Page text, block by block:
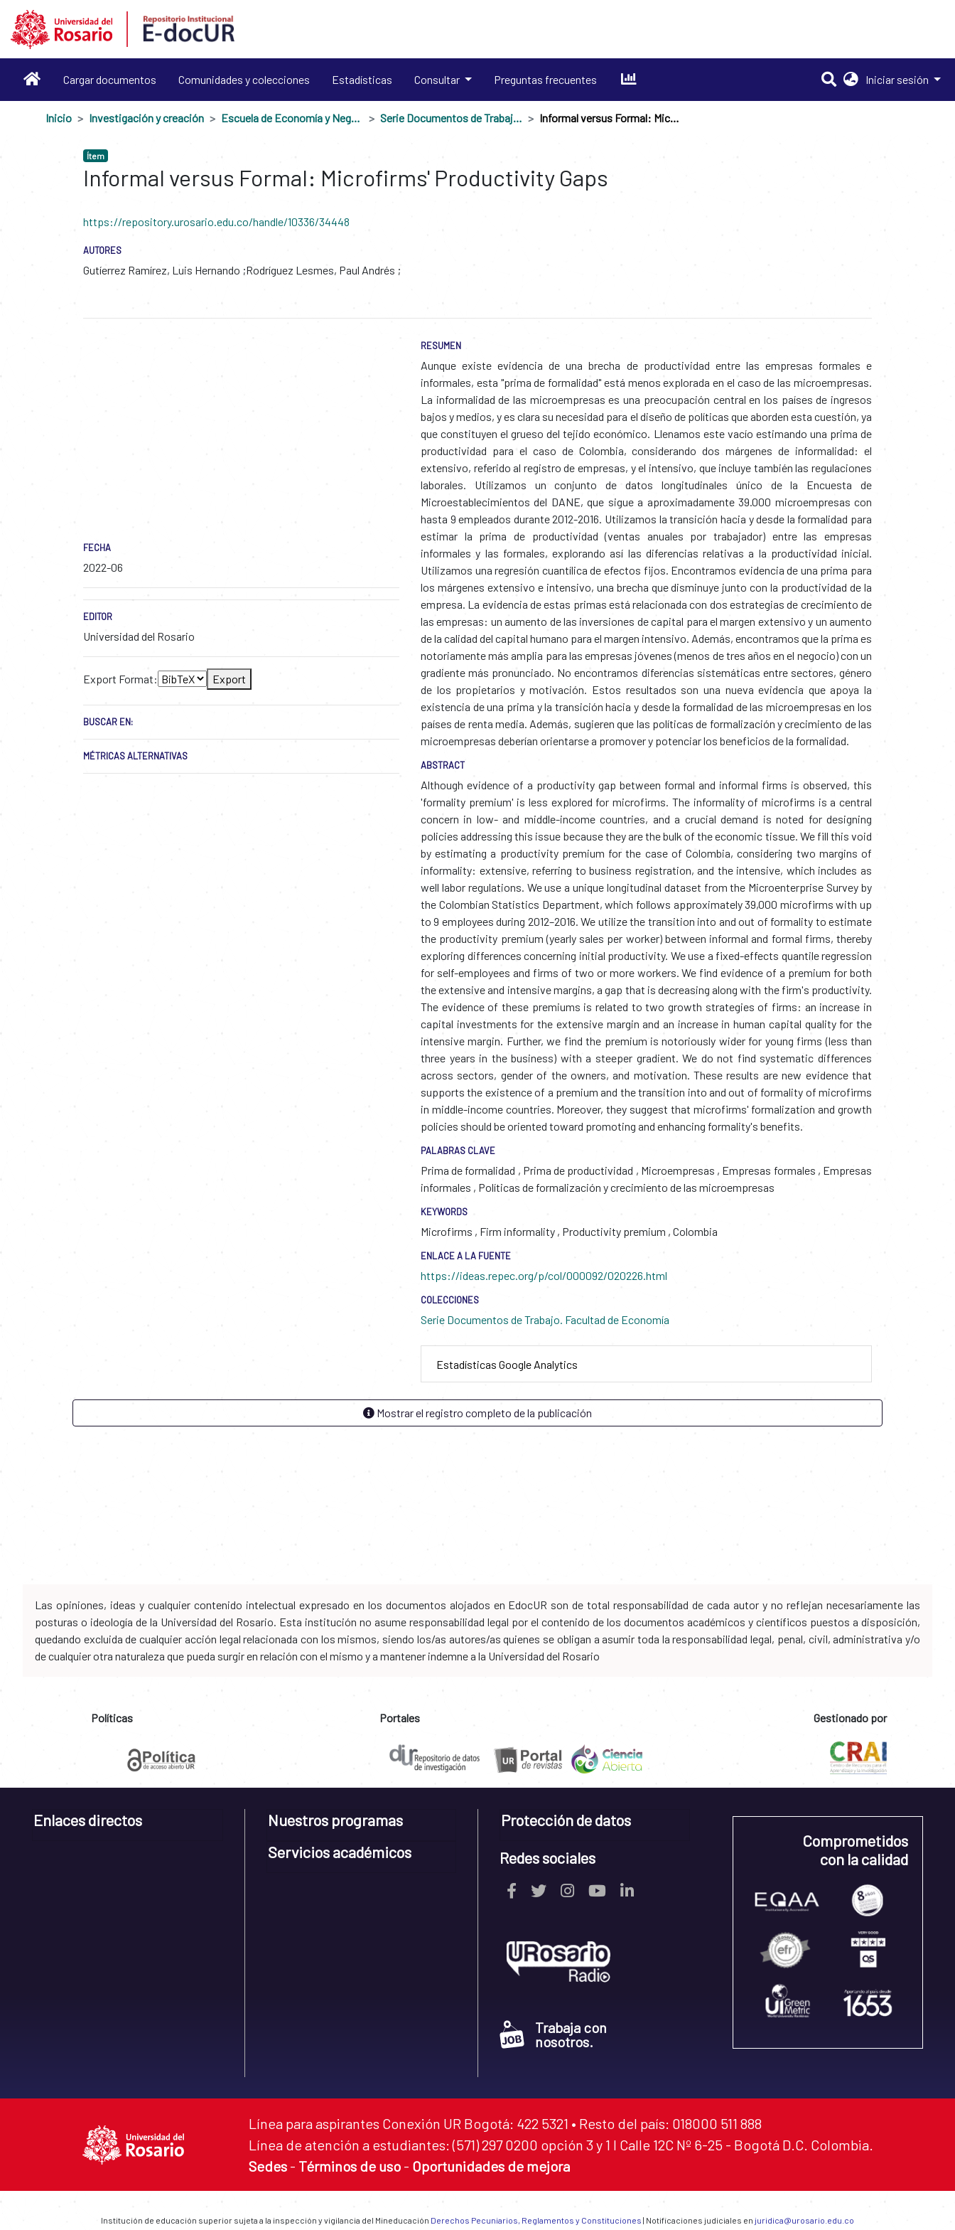
Cargar documentos Comunidades y colecciones Estadísticas Consultar Preguntas frecuentes Iniciar sesión
Inicio Investigación y creación Escuela de Economía y Negocios Serie Documentos de Trabajo. Facultad de Economía Informal versus Formal: Microfirms' Productivity Gaps
Ítem
Informal versus Formal: Microfirms' Productivity Gaps
https://repository.urosario.edu.co/handle/10336/34448
AUTORES
Gutíerrez Ramírez, Luis Hernando Rodríguez Lesmes, Paul Andrés
FECHA
2022-06
EDITOR
Universidad del Rosario
Export Format: Export
BUSCAR EN:
MÉTRICAS ALTERNATIVAS
RESUMEN
Aunque existe evidencia de una brecha de productividad entre las empresas formales e
informales, esta "prima de formalidad" está menos explorada en el caso de las microempresas.
La informalidad de las microempresas es una preocupación central en los países de ingresos
bajos y medios, y es clara su necesidad para el diseño de políticas que aborden esta cuestión, ya
que constituyen el grueso del tejido económico. Llenamos este vacío estimando una prima de
productividad para el caso de Colombia, considerando dos márgenes de informalidad: el
extensivo, referido al registro de empresas, y el intensivo, que incluye también las regulaciones
laborales. Utilizamos un conjunto de datos longitudinales único de la Encuesta de
Microestablecimientos del DANE, que sigue a aproximadamente 39.000 microempresas con
hasta 9 empleados durante 2012-2016. Utilizamos la transición hacia y desde la formalidad para
estimar la prima de productividad (ventas anuales por trabajador) entre las empresas
informales y las formales, explorando así las diferencias relativas a la productividad inicial.
Utilizamos una regresión cuantílica de efectos fijos. Encontramos evidencia de una prima para
los márgenes extensivo e intensivo, una brecha que disminuye junto con la productividad de la
empresa. La evidencia de estas primas está relacionada con dos estrategias de crecimiento de
las empresas: un aumento de las inversiones de capital para el margen extensivo y un aumento
de la calidad del capital humano para el margen intensivo. Además, encontramos que la prima es
notoriamente más amplia para las empresas jóvenes (menos de tres años en el negocio) con un
gradiente más pronunciado. No encontramos diferencias sistemáticas entre sectores, género
de los propietarios y motivación. Estos resultados son una nueva evidencia que apoya la
existencia de una prima y la transición hacia y desde la formalidad de las microempresas en los
países de renta media. Además, sugieren que las políticas de formalización y crecimiento de las
microempresas deberían orientarse a promover y potenciar los beneficios de la formalidad.
ABSTRACT
Although evidence of a productivity gap between formal and informal firms is observed, this
'formality premium' is less explored for microfirms. The informality of microfirms is a central
concern in low- and middle-income countries, and a crucial demand is noted for designing
policies addressing this issue because they are the bulk of the economic tissue. We fill this void
by estimating a productivity premium for the case of Colombia, considering two margins of
informality: extensive, referring to business registration, and the intensive, which includes as
well labor regulations. We use a unique longitudinal dataset from the Microenterprise Survey by
the Colombian Statistics Department, which follows approximately 39,000 microfirms with up
to 9 employees during 2012–2016. We utilize the transition into and out of formality to estimate
the productivity premium (yearly sales per worker) between informal and formal firms, thereby
exploring differences concerning initial productivity. We use a fixed-effects quantile regression
for self-employees and firms of two or more workers. We find evidence of a premium for both
the extensive and intensive margins, a gap that is decreasing along with the firm's productivity.
The evidence of these premiums is related to two growth strategies of firms: an increase in
capital investments for the extensive margin and an increase in human capital quality for the
intensive margin. Further, we find the premium is notoriously wider for young firms (less than
three years in the business) with a steeper gradient. We do not find systematic differences
across sectors, gender of the owners, and motivation. These results are new evidence that
supports the existence of a premium and the transition into and out of formality of microfirms
in middle-income countries. Moreover, they suggest that microfirms' formalization and growth
policies should be oriented toward promoting and enhancing formality's benefits.
PALABRAS CLAVE
Prima de formalidad , Prima de productividad , Microempresas , Empresas formales , Empresas
informales , Políticas de formalización y crecimiento de las microempresas
KEYWORDS
Microfirms , Firm informality , Productivity premium , Colombia
ENLACE A LA FUENTE
https://ideas.repec.org/p/col/000092/020226.html
COLECCIONES
Serie Documentos de Trabajo. Facultad de Economía
Estadísticas Google Analytics
Mostrar el registro completo de la publicación
Las opiniones, ideas y cualquier contenido intelectual expresado en los documentos alojados en EdocUR son de total responsabilidad de cada autor y no reflejan necesariamente las
posturas o ideología de la Universidad del Rosario. Esta institución no asume responsabilidad legal por el contenido de los documentos académicos y científicos puestos a disposición,
quedando excluida de cualquier acción legal relacionada con los mismos, siendo los/as autores/as quienes se obligan a asumir toda la responsabilidad legal, penal, civil, administrativa y/o
de cualquier otra naturaleza que pueda surgir en relación con el mismo y a mantener indemne a la Universidad del Rosario
Políticas Portales Gestionado por
Enlaces directos
Nuestros programas
Servicios académicos
Protección de datos
Redes sociales
Trabaja con
nosotros.
Comprometidos
con la calidad
Línea para aspirantes Conexión UR Bogotá: 422 5321 • Resto del país: 018000 511 888
Línea de atención a estudiantes: (571) 297 0200 opción 3 y 1 I Calle 12C Nº 6-25 - Bogotá D.C. Colombia.
Sedes - Términos de uso - Oportunidades de mejora
Institución de educación superior sujeta a la inspección y vigilancia del Mineducación Derechos Pecuniarios, Reglamentos y Constituciones | Notificaciones judiciales en juridica@urosario.edu.co